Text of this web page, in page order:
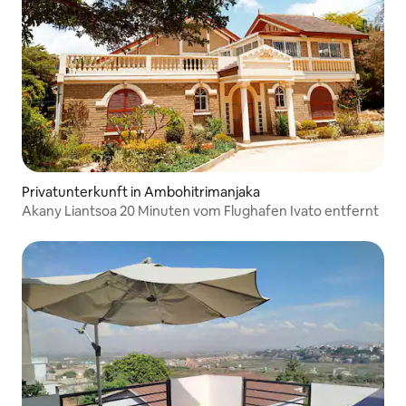
Privatunterkunft in Ambohitrimanjaka
Akany Liantsoa 20 Minuten vom Flughafen Ivato entfernt